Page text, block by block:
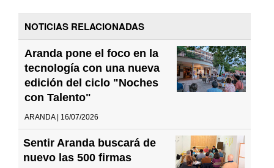
NOTICIAS RELACIONADAS
Aranda pone el foco en la
tecnología con una nueva
edición del ciclo "Noches
con Talento"
ARANDA | 16/07/2026
Sentir Aranda buscará de
nuevo las 500 firmas